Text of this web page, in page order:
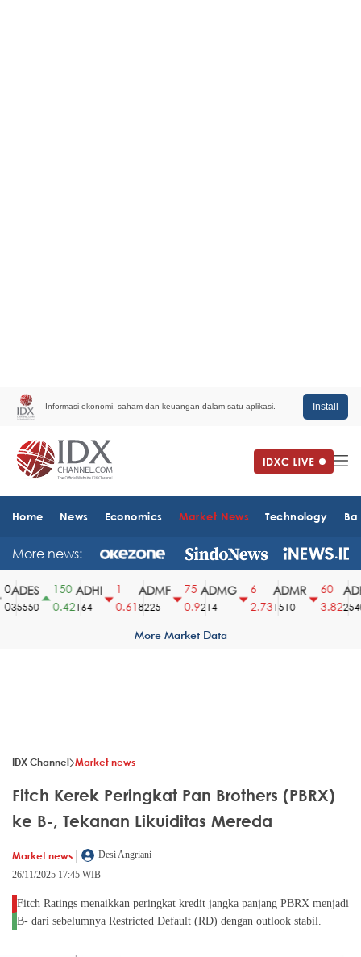
Informasi ekonomi, saham dan keuangan dalam satu aplikasi. Install
Home News Economics Market News Technology
More news:
ADES
35550
150
0.42
ADHI
164
0.61
ADMF
8225
75
0.9
ADMG
214
2.73
ADMR
1510
60
3.822540
More Market Data
IDX Channel Market news
Fitch Kerek Peringkat Pan Brothers (PBRX)
ke B-, Tekanan Likuiditas Mereda
Market news |
Desi Angriani
26/11/2025 17:45 WIB
Fitch Ratings menaikkan peringkat kredit jangka panjang PBRX menjadi
B- dari sebelumnya Restricted Default (RD) dengan outlook stabil.